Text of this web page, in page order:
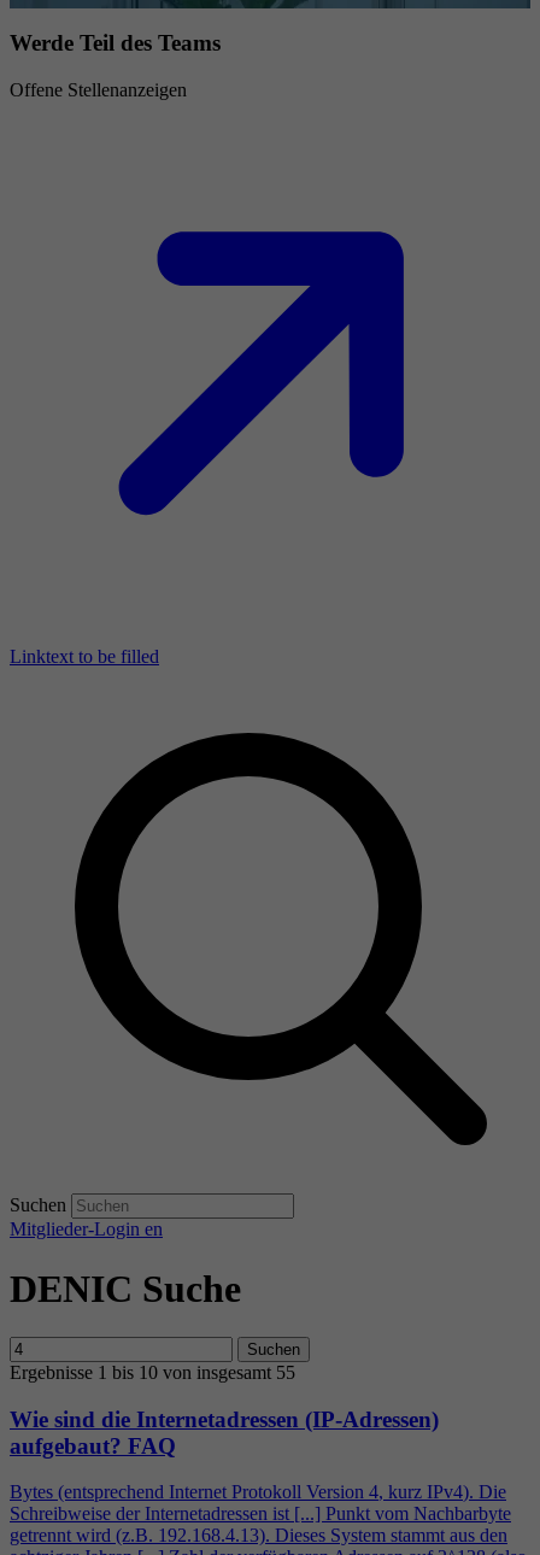
Werde Teil des Teams
Offene Stellenanzeigen
Linktext to be filled
Suchen
Mitglieder-Login en
DENIC Suche
Suchen
Ergebnisse 1 bis 10 von insgesamt 55
Wie sind die Internetadressen (IP-Adressen)
aufgebaut? FAQ
Bytes (entsprechend Internet Protokoll Version 4, kurz IPv4). Die
Schreibweise der Internetadressen ist [...] Punkt vom Nachbarbyte
getrennt wird (z.B. 192.168.4.13). Dieses System stammt aus den